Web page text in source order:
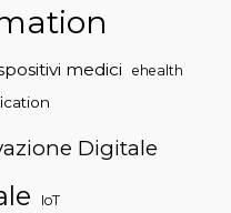
medici ehealth
Digitale
IoT